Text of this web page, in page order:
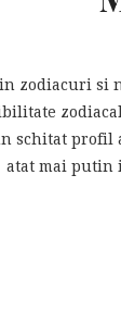
zodiacuri si
schitat profil
atat mai putin